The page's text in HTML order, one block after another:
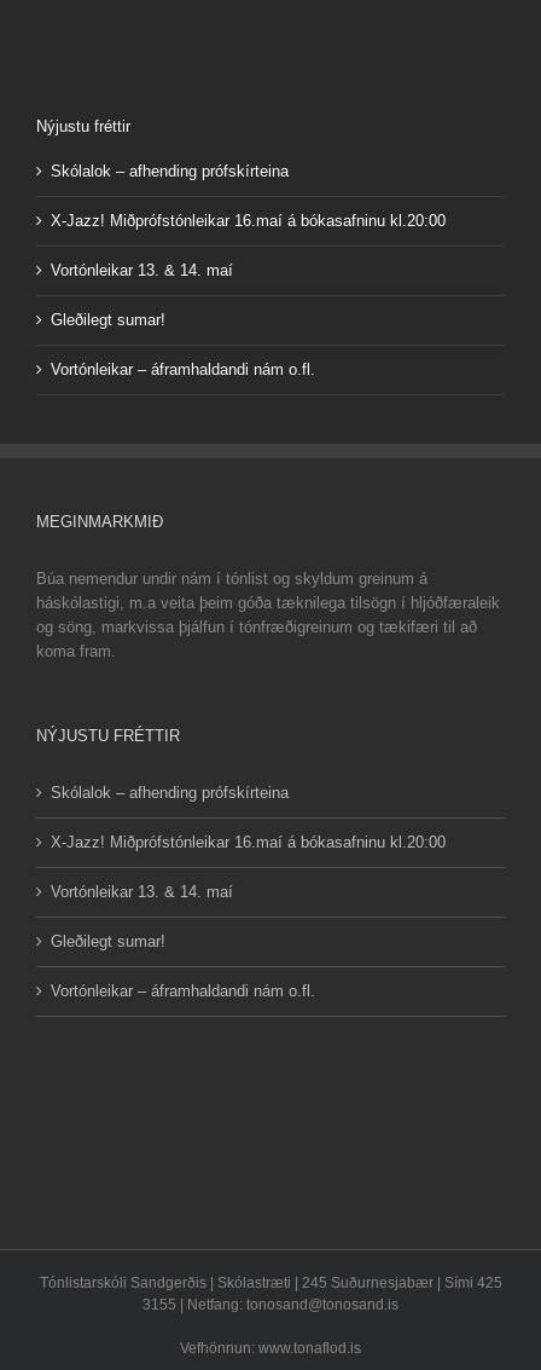
Nýjustu fréttir
Skólalok – afhending prófskírteina
X-Jazz! Miðprófstónleikar 16.maí á bókasafninu kl.20:00
Vortónleikar 13. & 14. maí
Gleðilegt sumar!
Vortónleikar – áframhaldandi nám o.fl.
MEGINMARKMIÐ
Búa nemendur undir nám í tónlist og skyldum greinum á
háskólastigi, m.a veita þeim góða tæknilega tilsögn í hljóðfæraleik
og söng, markvissa þjálfun í tónfræðigreinum og tækifæri til að
koma fram.
NÝJUSTU FRÉTTIR
Skólalok – afhending prófskírteina
X-Jazz! Miðprófstónleikar 16.maí á bókasafninu kl.20:00
Vortónleikar 13. & 14. maí
Gleðilegt sumar!
Vortónleikar – áframhaldandi nám o.fl.
Tónlistarskóli Sandgerðis | Skólastræti | 245 Suðurnesjabær | Sími 425
3155 | Netfang: tonosand@tonosand.is
Vefhönnun: www.tonaflod.is